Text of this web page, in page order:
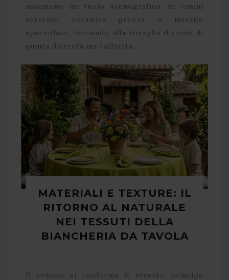
assumono un ruolo scenografico, in vimini
naturale, ceramica grezza o metallo
spazzolato, lasciando alla tovaglia il ruolo di
quinta discreta ma raffinata.
MATERIALI E TEXTURE: IL
RITORNO AL NATURALE
NEI TESSUTI DELLA
BIANCHERIA DA TAVOLA
Il cotone si conferma il tessuto principe